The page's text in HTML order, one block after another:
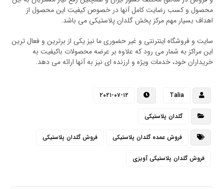
محصول و کسب رضایت کامل آنها در خصوص کیفیت این محصول از
اهداف بسیار مهم مرکز پخش گلدان پلاستیکی می باشد.
سایت و فروشگاه اینترنتی و غیر حضوری ما نیز یکی از برترین و فعال ترین
این مراکز به شمار می رود که علاوه بر عرضه محصولات باکیفیت به
خریداران خود، خدمات ویژه و ارزنده ای نیز به آنها ارائه می دهد.
Talia ۲۰۲۱-۰۷-۱۲
گلدان پلاستیکی
فروش عمده گلدان پلاستیکی فروش گلدان پلاستیکی
فروش گلدان پلاستیکی آویزی